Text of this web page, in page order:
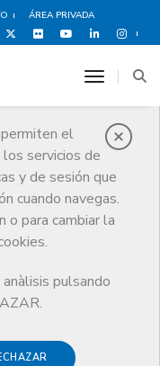
ÁREA PRIVADA
el
servicios de
y de sesión que
cuando navegas.
o para cambiar la
pulsando
toggle
Privada